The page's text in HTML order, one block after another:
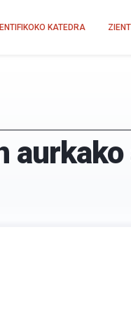
KATEDRA